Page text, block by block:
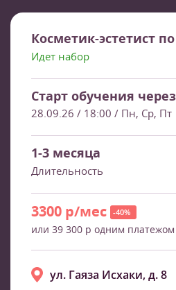
Косметик-эстетист
Идет набор
Старт обучения
28.09.26 / 18:00 / Пн, Ср, Пт
1-3 месяца
Длительность
3300 р/мес -40%
или 39 300 р одним платежом
ул. Гаяза Исхаки, д. 8